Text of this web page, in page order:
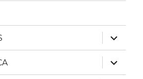
expand
child
menu
expand
child
menu